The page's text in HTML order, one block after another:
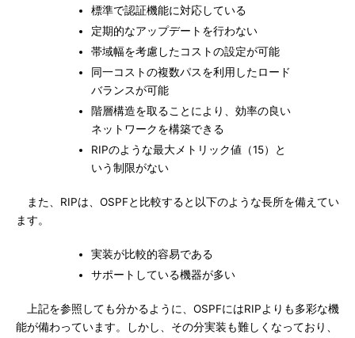
標準で認証機能に対応している
定期的なアップデートを行わない
帯域幅を考慮したコストの設定が可能
同一コストの複数パスを利用したロード
バランスが可能
階層構造を取ることにより、効率の良い
ネットワークを構築できる
RIPのような最大メトリック値（15）と
いう制限がない
また、RIPは、OSPFと比較すると以下のような長所を備えてい
ます。
実装が比較的容易である
サポートしている機器が多い
上記を参照しても分かるように、OSPFにはRIPよりも多彩な機
能が備わっています。しかし、その分実装も難しくなっており、